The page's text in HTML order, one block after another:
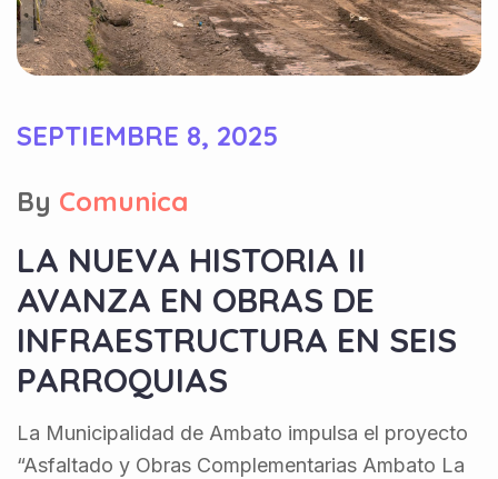
SEPTIEMBRE 8, 2025
By Comunica
LA NUEVA HISTORIA II
AVANZA EN OBRAS DE
INFRAESTRUCTURA EN SEIS
PARROQUIAS
La Municipalidad de Ambato impulsa el proyecto
“Asfaltado y Obras Complementarias Ambato La